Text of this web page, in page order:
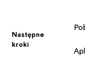
Następne
kroki